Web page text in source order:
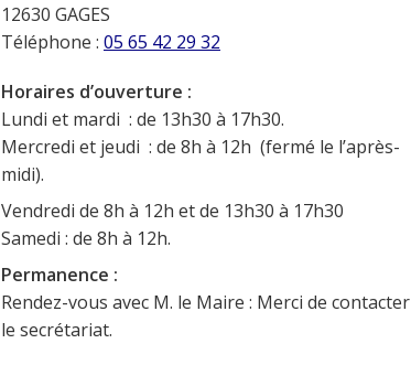
12630 GAGES
Téléphone : 05 65 42 29 32
Horaires d’ouverture :
Lundi et mardi : de 13h30 à 17h30.
Mercredi et jeudi : de 8h à 12h (fermé le l’après-
midi).
Vendredi de 8h à 12h et de 13h30 à 17h30
Samedi : de 8h à 12h.
Permanence :
Rendez-vous avec M. le Maire : Merci de contacter
le secrétariat.